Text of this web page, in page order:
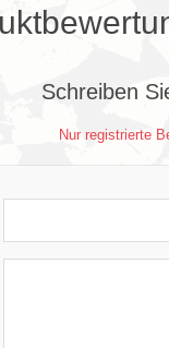
Schreiben
Nur registrierte